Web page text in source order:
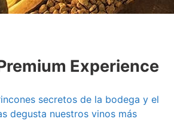
Experience
secretos de la bodega y el
degusta nuestros vinos más